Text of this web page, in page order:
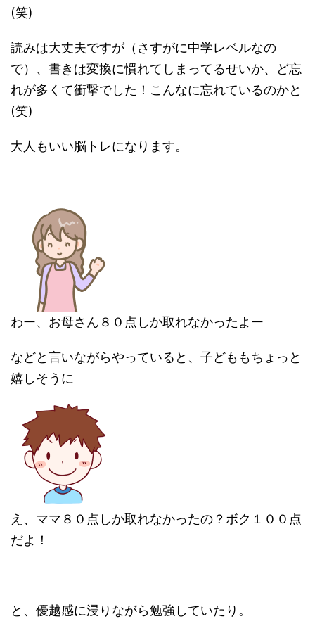
(笑)
読みは大丈夫ですが（さすがに中学レベルなの
で）、書きは変換に慣れてしまってるせいか、ど忘
れが多くて衝撃でした！こんなに忘れているのかと
(笑)
大人もいい脳トレになります。
わー、お母さん８０点しか取れなかったよー
などと言いながらやっていると、子どももちょっと
嬉しそうに
え、ママ８０点しか取れなかったの？ボク１００点
だよ！
と、優越感に浸りながら勉強していたり。